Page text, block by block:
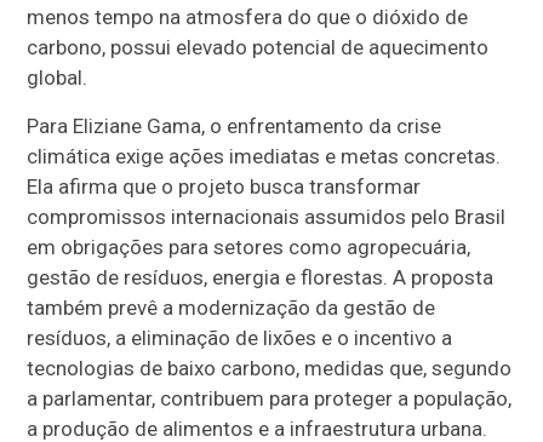
menos tempo na atmosfera do que o dióxido de
carbono, possui elevado potencial de aquecimento
global.
Para Eliziane Gama, o enfrentamento da crise
climática exige ações imediatas e metas concretas.
Ela afirma que o projeto busca transformar
compromissos internacionais assumidos pelo Brasil
em obrigações para setores como agropecuária,
gestão de resíduos, energia e florestas. A proposta
também prevê a modernização da gestão de
resíduos, a eliminação de lixões e o incentivo a
tecnologias de baixo carbono, medidas que, segundo
a parlamentar, contribuem para proteger a população,
a produção de alimentos e a infraestrutura urbana.